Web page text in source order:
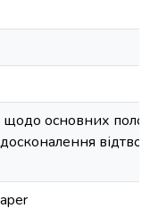
основних